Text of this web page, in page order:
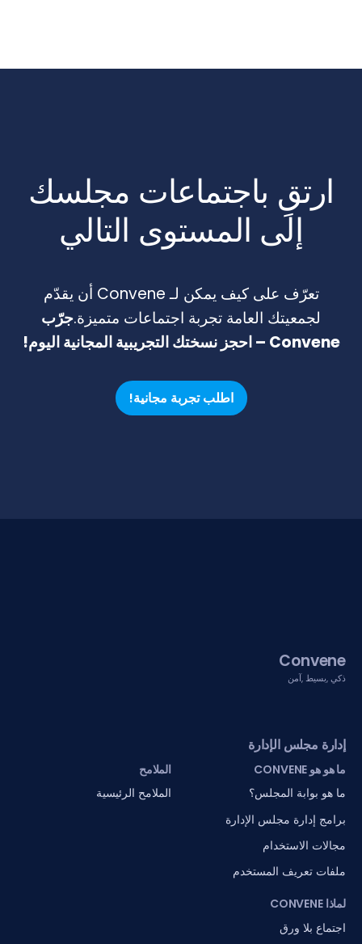
ارتقِ باجتماعات مجلسك
إلى المستوى التالي
تعرّف على كيف يمكن لـ Convene أن يقدّم
لجمعيتك العامة تجربة اجتماعات متميزة.جرّب
Convene – احجز نسختك التجريبية المجانية اليوم!
اطلب تجربة مجانية!
Convene
ذكي ,بسيط ,آمن
إدارة مجلس الإدارة
ما هو هو CONVENE
ما هو بوابة المجلس؟
برامج إدارة مجلس الإدارة
مجالات الاستخدام
ملفات تعريف المستخدم
لماذا CONVENE
اجتماع بلا ورق
الملامح
الملامح الرئيسية